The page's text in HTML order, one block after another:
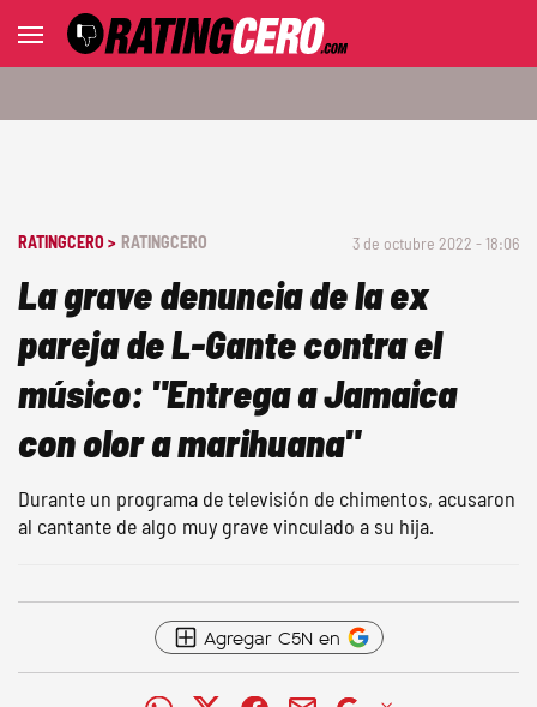
RATINGCERO > RATINGCERO 3 de octubre 2022 - 18:06
La grave denuncia de la ex
pareja de L-Gante contra el
músico: "Entrega a Jamaica
con olor a marihuana"
Durante un programa de televisión de chimentos, acusaron
al cantante de algo muy grave vinculado a su hija.
Agregar C5N en